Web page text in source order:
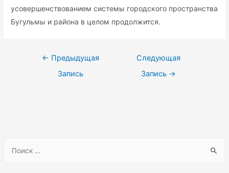
усовершенствованием системы городского пространства
Бугульмы и района в целом продолжится.
Навигация
← Предыдущая
Запись
Следующая
Запись →